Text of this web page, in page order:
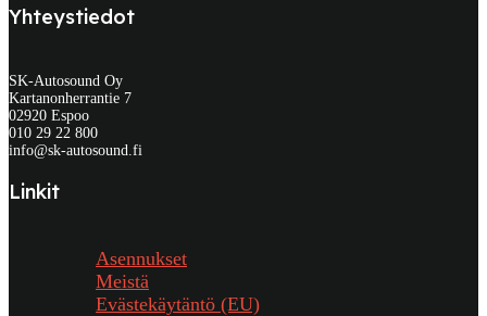
Yhteystiedot
SK-Autosound Oy
Kartanonherrantie 7
02920 Espoo
010 29 22 800
info@sk-autosound.fi
Linkit
Asennukset
Meistä
Evästekäytäntö (EU)